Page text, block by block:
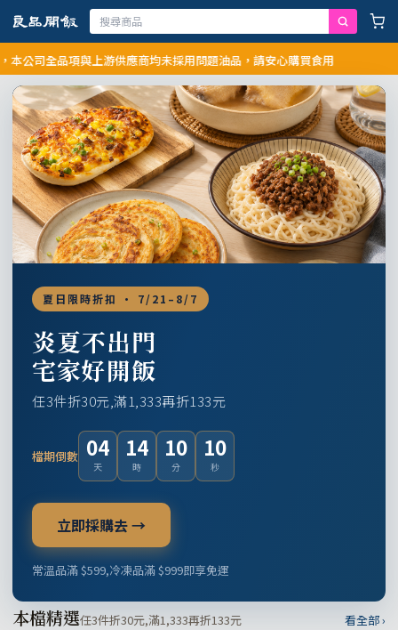
全品項與上游供應商均未採用問題油品，請安心購買食用
夏日限時折扣 · 7/21–8/7
炎夏不出門
宅家好開飯
任3件折30元,滿1,333再折133元
檔期倒數 04
天
14
時
10
分
09
秒
立即採購去 →
常溫品滿 $599,冷凍品滿 $999即享免運
本檔精選任3件折30元,滿1,333再折133元 看全部 ›